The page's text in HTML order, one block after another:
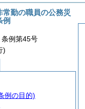
勤の職員の公務災
例
例第45号
)
例の目的)